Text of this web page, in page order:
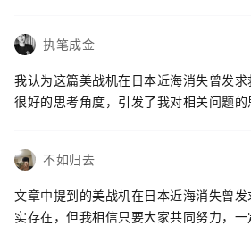
执笔成金
我认为这篇美战机在日本近海消失曾发
很好的思考角度，引发了我对相关问题的
不如归去
文章中提到的美战机在日本近海消失曾
实存在，但我相信只要大家共同努力，一